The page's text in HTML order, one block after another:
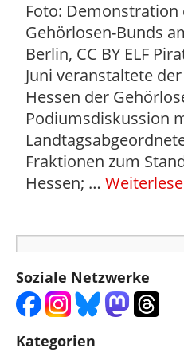
Foto: Demonstration
Gehörlosen-Bunds
Berlin, CC BY ELF
Juni veranstaltete
Hessen der
Podiumsdiskussion
Fraktionen zum
Hessen; …
Soziale Netzwerke
Kategorien